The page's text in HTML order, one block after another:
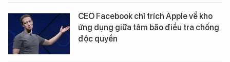
CEO Facebook chỉ trích Apple về kho
ứng dụng giữa tâm bão điều tra chống
độc quyền